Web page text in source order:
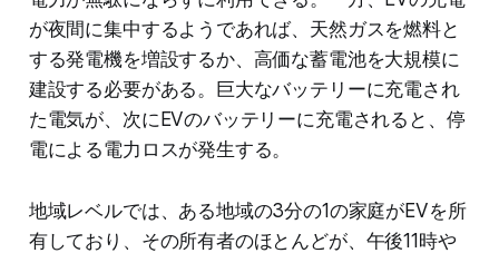
が夜間に集中するようであれば、天然ガスを燃料と
する発電機を増設するか、高価な蓄電池を大規模に
建設する必要がある。巨大なバッテリーに充電され
た電気が、次にEVのバッテリーに充電されると、停
電による電力ロスが発生する。
地域レベルでは、ある地域の3分の1の家庭がEVを所
有しており、その所有者のほとんどが、午後11時や